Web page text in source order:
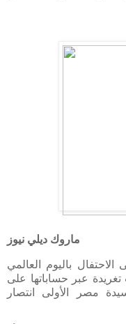
باليوم العالمي
عبر حساباتها على
مصر الأولى انتصار